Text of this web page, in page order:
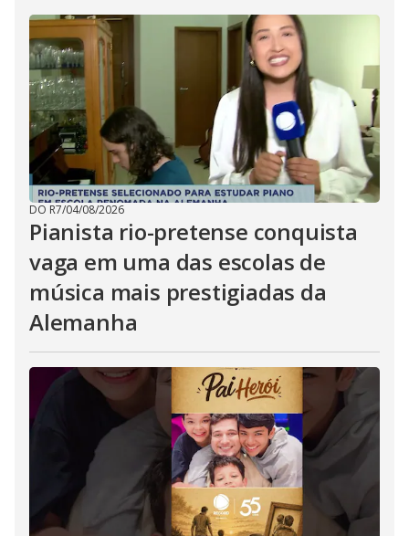
DO R7/04/08/2026
Pianista rio-pretense conquista
vaga em uma das escolas de
música mais prestigiadas da
Alemanha